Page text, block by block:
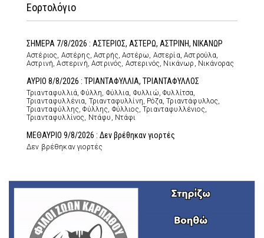
Εορτολόγιο
ΣΗΜΕΡΑ 7/8/2026 : ΑΣΤΕΡΙΟΣ, ΑΣΤΕΡΩ, ΑΣΤΡΙΝΗ, ΝΙΚΑΝΩΡ
Αστέριος, Αστέρης, Αστρής, Αστέρω, Αστερία, Αστρούλα,
Αστρινή, Αστερινή, Αστρινός, Αστερινός, Νικάνωρ, Νικάνορας
ΑΥΡΙΟ 8/8/2026 : ΤΡΙΑΝΤΑΦΥΛΛΙΑ, ΤΡΙΑΝΤΑΦΥΛΛΟΣ
Τριανταφυλλιά, Φύλλη, Φύλλια, Φυλλιώ, Φυλλίτσα,
Τριανταφυλλένια, Τριανταφυλλίνη, Ρόζα, Τριαντάφυλλος,
Τριανταφύλλης, Φύλλης, Φύλλιος, Τριανταφυλλένιος,
Τριανταφυλλίνος, Ντάφυ, Ντάφι
ΜΕΘΑΥΡΙΟ 9/8/2026 : Δεν βρέθηκαν γιορτές
Δεν βρέθηκαν γιορτές